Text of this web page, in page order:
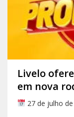
Livelo
em nova
27 de julho